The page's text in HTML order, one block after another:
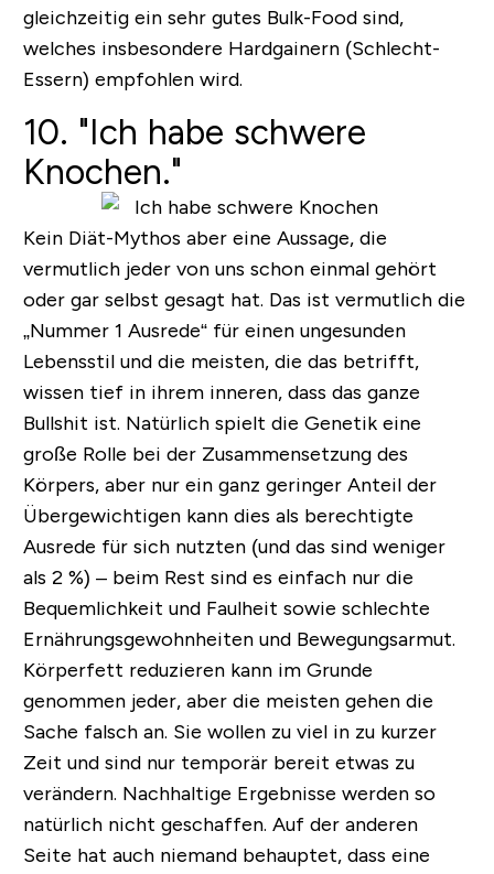
gleichzeitig ein sehr gutes Bulk-Food sind,
welches insbesondere Hardgainern (Schlecht-
Essern) empfohlen wird.
10. "Ich habe schwere
Knochen."
Kein Diät-Mythos aber eine Aussage, die
vermutlich jeder von uns schon einmal gehört
oder gar selbst gesagt hat. Das ist vermutlich die
„Nummer 1 Ausrede“ für einen ungesunden
Lebensstil und die meisten, die das betrifft,
wissen tief in ihrem inneren, dass das ganze
Bullshit ist. Natürlich spielt die Genetik eine
große Rolle bei der Zusammensetzung des
Körpers, aber nur ein ganz geringer Anteil der
Übergewichtigen kann dies als berechtigte
Ausrede für sich nutzten (und das sind weniger
als 2 %) – beim Rest sind es einfach nur die
Bequemlichkeit und Faulheit sowie schlechte
Ernährungsgewohnheiten und Bewegungsarmut.
Körperfett reduzieren kann im Grunde
genommen jeder, aber die meisten gehen die
Sache falsch an. Sie wollen zu viel in zu kurzer
Zeit und sind nur temporär bereit etwas zu
verändern. Nachhaltige Ergebnisse werden so
natürlich nicht geschaffen. Auf der anderen
Seite hat auch niemand behauptet, dass eine